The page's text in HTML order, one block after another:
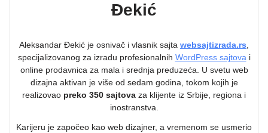
Đekić
Aleksandar Đekić je osnivač i vlasnik sajta websajtizrada.rs,
specijalizovanog za izradu profesionalnih WordPress sajtovai
online prodavnica za mala i srednja preduzeća. U svetu web
dizajna aktivan je više od sedam godina, tokom kojih je
realizovao preko 350 sajtova za klijente iz Srbije, regiona i
inostranstva.
Karijeru je započeo kao web dizajner, a vremenom se usmerio